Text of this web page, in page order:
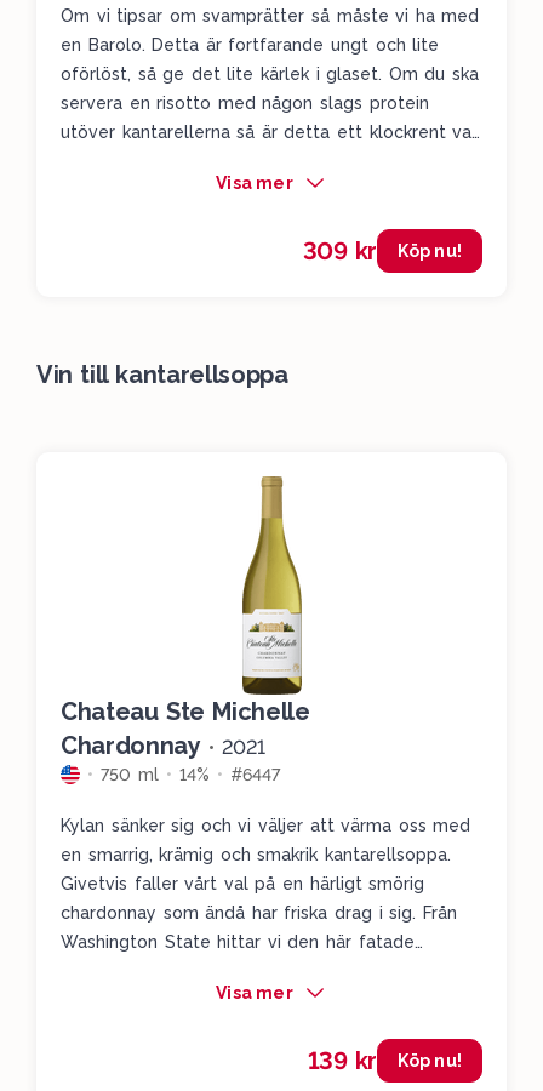
Om vi tipsar om svamprätter så måste vi ha med
en Barolo. Detta är fortfarande ungt och lite
oförlöst, så ge det lite kärlek i glaset. Om du ska
servera en risotto med någon slags protein
utöver kantarellerna så är detta ett klockrent val.
nypon, nyplockade rosor, syrliga körsbär och en
bjuder på fina lätt tuggiga tanniner. Sjukt charmig
Visa mer
309 kr Köp nu!
Vin till kantarellsoppa
Chateau Ste Michelle
Chardonnay • 2021
750 ml 14% #6447
Kylan sänker sig och vi väljer att värma oss med
en smarrig, krämig och smakrik kantarellsoppa.
Givetvis faller vårt val på en härligt smörig
chardonnay som ändå har friska drag i sig. Från
Washington State hittar vi den här fatade
äpplen, en härligt balanserad smörighet, tydliga
fylligt vin som kommer älska fylligheten i
Visa mer
139 kr Köp nu!